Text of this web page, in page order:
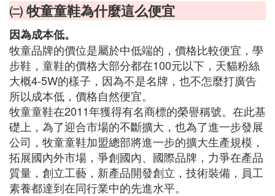
㈡ 牧童童鞋為什麼這么便宜
因為成本低。
牧童品牌的價位是屬於中低端的，價格比較便宜，學
步鞋，童鞋的價格大部分都在100元以下，天貓粉絲
大概4-5W的樣子，因為不是名牌，也不怎麼打廣告
所以成本低，價格自然便宜。
牧童童鞋在2011年獲得有名商標的榮譽稱號。在此基
礎上，為了迎合市場的不斷擴大，也為了進一步發展
公司，牧童童鞋加盟總部將進一步的擴大生產規模，
拓展國內外市場，爭創國內、國際品牌，力爭在產品
質量，創立工藝，新產品開發創立，技術裝備，員工
素養都達到在同行業中的先進水平。